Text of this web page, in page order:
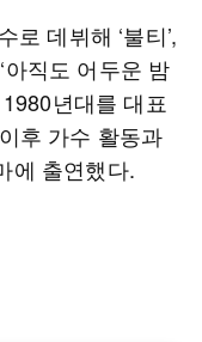
데뷔해 ‘불티’,
아직도 어두운 밤
년대를 대표
후 가수 활동과
에 출연했다.